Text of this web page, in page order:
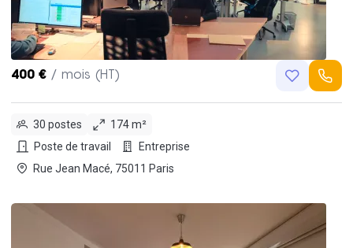
400 € / mois (HT)
30 postes
174 m²
Poste de travail
Entreprise
Rue Jean Macé, 75011 Paris